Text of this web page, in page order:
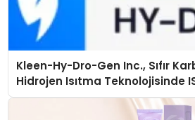
Kleen-Hy-Dro-Gen Inc., Sıfır
Hidrojen Isıtma Teknolojisinde
Düzenleyici Onaylarını Aldı